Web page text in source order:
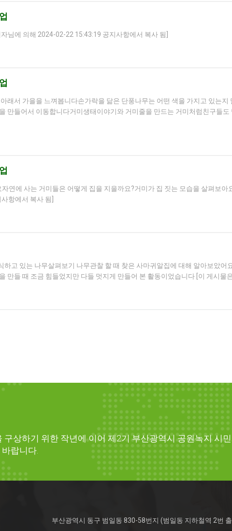
님에 의해 2024-02-22 15:43:19 공지사항에서 복사 됨]
래서 가을을 느껴봅니다손가락을 닮은 단풍나무는 어떤 색을 가지고 있는
만들어서 이동합니다거미생태이야기와 거미줄을 만드는 거미처럼친구들
연에 사는 거미들은 어떻게 집을 지을까요?거미가 집 짓는 모습을 살펴보아
항에서 복사 됨]
고 있는 나무살펴보기 나무관찰 할 때 찾은 사마귀알집에 대해 알아보았어
만들 때 조금 힘들었지만 다들 멋지게 만들어 본 활동이었습니다 [이 게시물
상하기 위한 작년에 이어 제2기 부산광역시 공원녹지 시
랍니다.
부산광역시 동구 범일동 830-58번지 (범일동 지하철역 2번